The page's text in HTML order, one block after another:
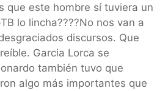
que este hombre sí tuviera un
lo lincha????No nos van a
discursos. Que
Garcia Lorca se
también tuvo que
algo más importantes que